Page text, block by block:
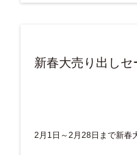
新春大売り出しセ
2月1日～2月28日まで新春